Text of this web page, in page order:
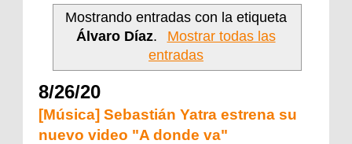
Mostrando entradas con la etiqueta
Álvaro Díaz.
Mostrar todas las
entradas
8/26/20
[Música] Sebastián Yatra estrena su
nuevo video "A donde va"